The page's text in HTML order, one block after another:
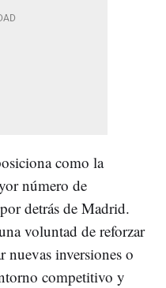
como la
número de
detrás de Madrid.
voluntad de reforzar
nuevas inversiones o
competitivo y